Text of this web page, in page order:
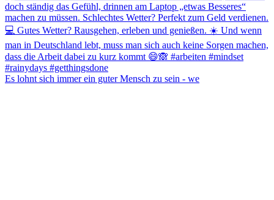
Es lohnt sich immer ein guter Mensch zu sein - we